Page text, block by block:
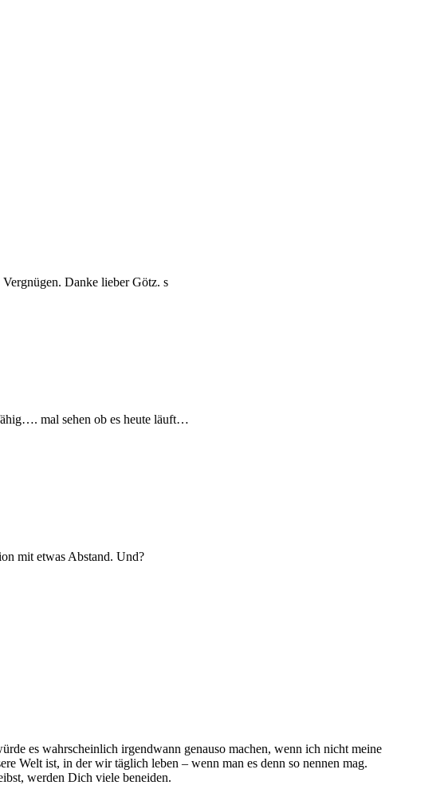
Danke lieber Götz. s
mal sehen ob es heute läuft…
mit etwas Abstand. Und?
es wahrscheinlich irgendwann genauso machen, wenn ich nicht meine
Welt ist, in der wir täglich leben – wenn man es denn so nennen mag.
werden Dich viele beneiden.